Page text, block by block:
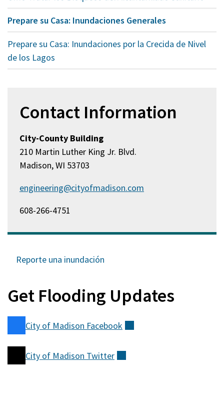
Prepare su Casa: Inundaciones Generales
Prepare su Casa: Inundaciones por la Crecida de Nivel
de los Lagos
Contact Information
City-County Building
210 Martin Luther King Jr. Blvd.
Madison, WI 53703
engineering@cityofmadison.com
608-266-4751
Reporte una inundación
Get Flooding Updates
City of Madison Facebook
City of Madison Twitter